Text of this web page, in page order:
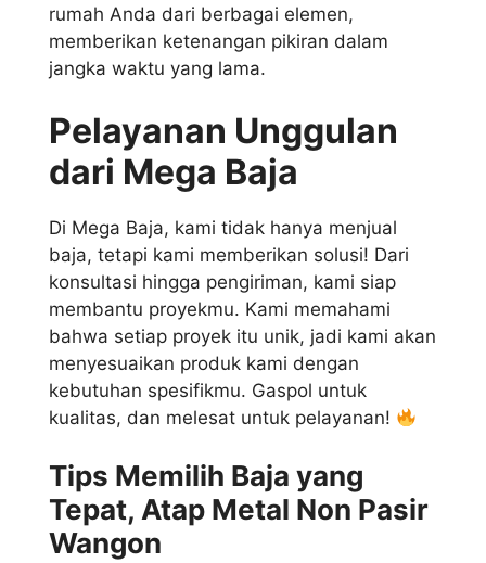
rumah Anda dari berbagai elemen,
memberikan ketenangan pikiran dalam
jangka waktu yang lama.
Pelayanan Unggulan
dari Mega Baja
Di Mega Baja, kami tidak hanya menjual
baja, tetapi kami memberikan solusi! Dari
konsultasi hingga pengiriman, kami siap
membantu proyekmu. Kami memahami
bahwa setiap proyek itu unik, jadi kami akan
menyesuaikan produk kami dengan
kebutuhan spesifikmu. Gaspol untuk
kualitas, dan melesat untuk pelayanan!
Tips Memilih Baja yang
Tepat, Atap Metal Non Pasir
Wangon